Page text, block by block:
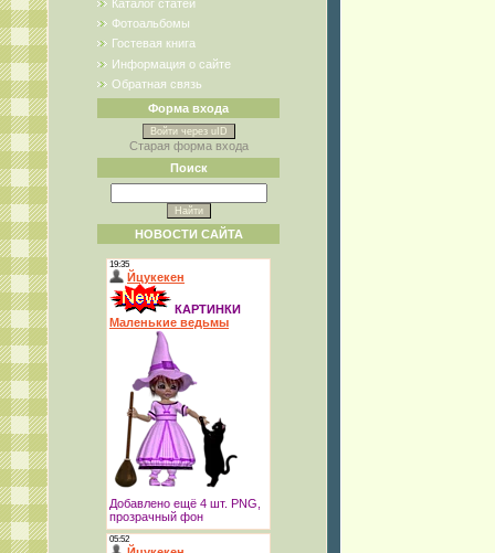
Каталог статей
Фотоальбомы
Гостевая книга
Информация о сайте
Обратная связь
Форма входа
Войти через uID
Старая форма входа
Поиск
НОВОСТИ САЙТА